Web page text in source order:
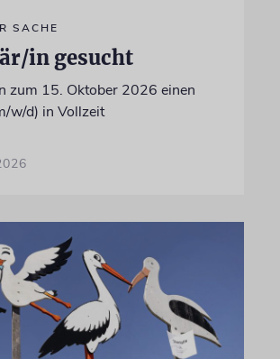
SACHE
in gesucht
zum 15. Oktober 2026 einen
w/d) in Vollzeit